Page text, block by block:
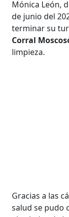
Mónica León,
de junio del
terminar su
Corral
limpieza.
Gracias a las
salud se pudo